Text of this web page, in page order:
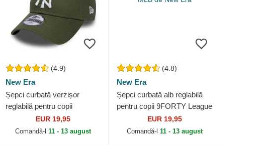
(4.9)
New Era
Șepci curbată verzișor
reglabilă pentru copii
9FORTY League Essential
de New York Yankees MLB
EUR 19,95
Comandă-l11 - 13 august
(4.8)
New Era
Șepci curbată alb reglabilă
pentru copii 9FORTY League
Essential de New York
Yankees MLB de New Era
EUR 19,95
Comandă-l 11 - 13 august